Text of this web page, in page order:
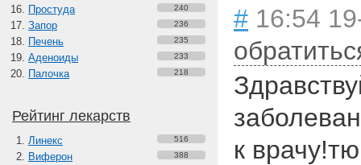
Простуда 240
Запор 236
Печень 235
Аденоиды 233
Палочка 218
Рейтинг лекарств
Линекс 516
Виферон 388
# 16:54
к